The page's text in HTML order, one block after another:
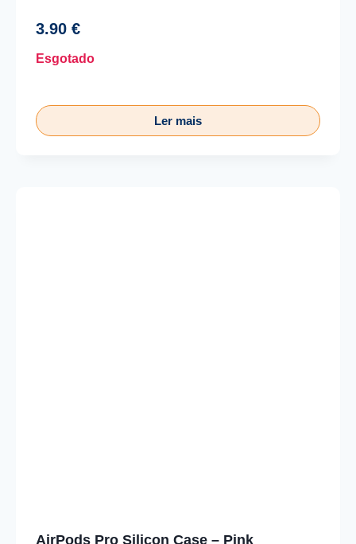
3.90 €
Esgotado
Ler mais
AirPods Pro Silicon Case – Pink